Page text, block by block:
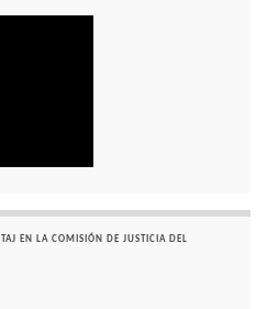
EN LA COMISIÓN DE JUSTICIA DEL